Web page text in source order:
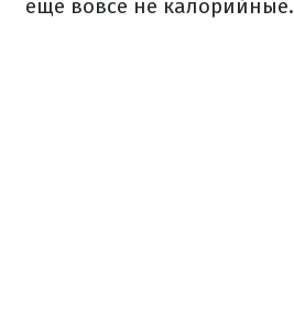
еще вовсе не калорийные.